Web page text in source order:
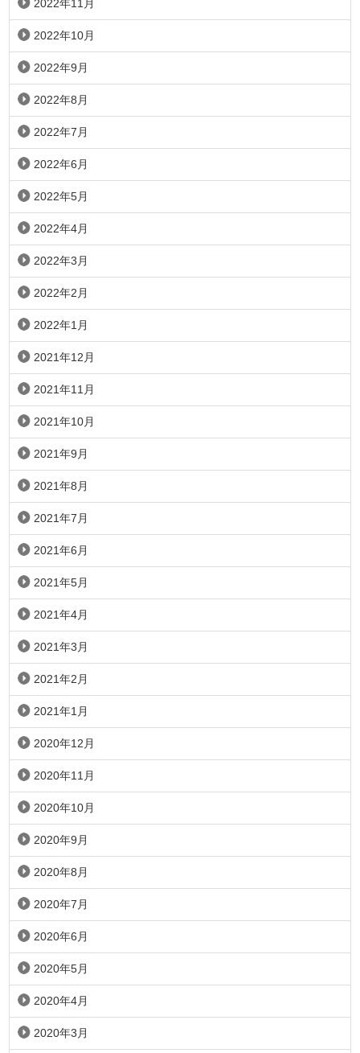
2022年11月
2022年10月
2022年9月
2022年8月
2022年7月
2022年6月
2022年5月
2022年4月
2022年3月
2022年2月
2022年1月
2021年12月
2021年11月
2021年10月
2021年9月
2021年8月
2021年7月
2021年6月
2021年5月
2021年4月
2021年3月
2021年2月
2021年1月
2020年12月
2020年11月
2020年10月
2020年9月
2020年8月
2020年7月
2020年6月
2020年5月
2020年4月
2020年3月